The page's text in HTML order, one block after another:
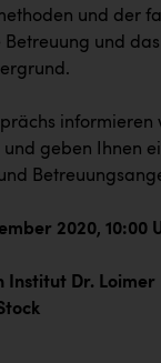
und der
und
geben Ihnen
2020, 10:00
Dr. Loimer